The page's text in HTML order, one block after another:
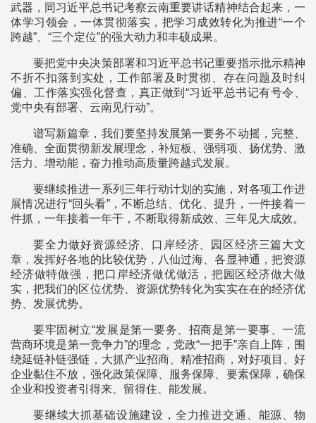
武器，同习近平总书记考察云南重要讲话精神结合起来，一
体学习领会，一体贯彻落实，把学习成效转化为推进“一个
跨越”、“三个定位”的强大动力和丰硕成果。
要把党中央决策部署和习近平总书记重要指示批示精神
不折不扣落到实处，工作部署及时贯彻、存在问题及时纠
偏、工作落实强化督查，真正做到“习近平总书记有号令、
党中央有部署、云南见行动”。
谱写新篇章，我们要坚持发展第一要务不动摇，完整、
准确、全面贯彻新发展理念，补短板、强弱项、扬优势、激
活力、增动能，奋力推动高质量跨越式发展。
要继续推进一系列三年行动计划的实施，对各项工作进
展情况进行“回头看”，不断总结、优化、提升，一件接着一
件抓，一年接着一年干，不断取得新成效、三年见大成效。
要全力做好资源经济、口岸经济、园区经济三篇大文
章，发挥好各地的比较优势，八仙过海、各显神通，把资源
经济做特做强，把口岸经济做优做活，把园区经济做大做
实，把我们的区位优势、资源优势转化为实实在在的经济优
势、发展优势。
要牢固树立“发展是第一要务、招商是第一要事、一流
营商环境是第一竞争力”的理念，党政“一把手”亲自上阵，围
绕延链补链强链，大抓产业招商、精准招商，对好项目、好
企业黏住不放，强化政策保障、服务保障、要素保障，确保
企业和投资者引得来、留得住、能发展。
要继续大抓基础设施建设，全力推进交通、能源、物